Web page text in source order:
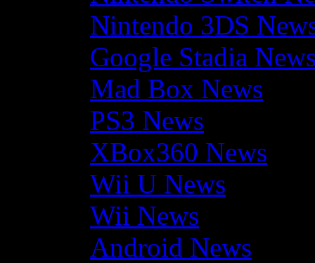
Nintendo 3DS
Google Stadia
Mad Box News
PS3 News
XBox360 News
Wii U News
Wii News
Android News